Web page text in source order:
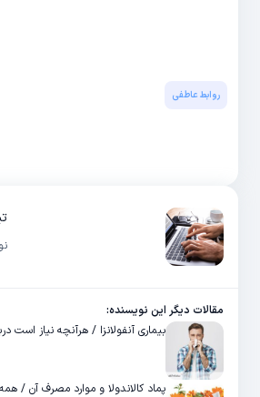
روابط عاطفی
مقالات دیگر این نویسنده:
بیماری آنفولانزا / هرآنچه نیاز است
پماد کالاندولا و موارد مصرف آن / همه